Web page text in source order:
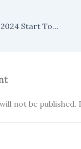
NVS Class 6th Admission 2024 Start Today: नवोदय विद्यालय कक्षा 6वीं का नामांकन आज से शुरू, ऐसे करें आवेदन
not be published.